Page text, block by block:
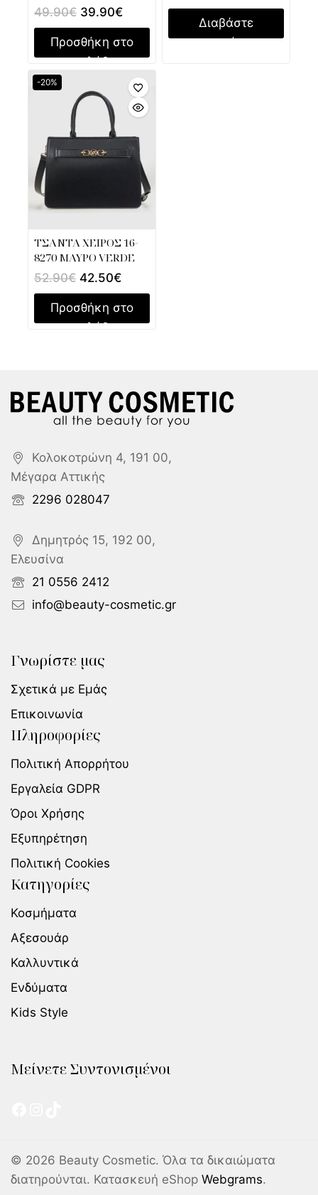
49.90€ 39.90€
Προσθήκη στο
καλάθι
Διαβάστε
περισσότερα
-20%
ΤΣΑΝΤΑ ΧΕΙΡΟΣ 16-
8270 ΜΑΥΡΟ VERDE
52.90€ 42.50€
Προσθήκη στο
καλάθι
Κολοκοτρώνη 4, 191 00,
Μέγαρα Αττικής
2296 028047
Δημητρός 15, 192 00,
Ελευσίνα
21 0556 2412
info@beauty-cosmetic.gr
Γνωρίστε μας
Σχετικά με Εμάς
Επικοινωνία
Πληροφορίες
Πολιτική Απορρήτου
Εργαλεία GDPR
Όροι Χρήσης
Εξυπηρέτηση
Πολιτική Cookies
Κατηγορίες
Κοσμήματα
Αξεσουάρ
Καλλυντικά
Ενδύματα
Kids Style
Μείνετε Συντονισμένοι
© 2026 Beauty Cosmetic. Όλα τα δικαιώματα
διατηρούνται. Κατασκευή eShop Webgrams.